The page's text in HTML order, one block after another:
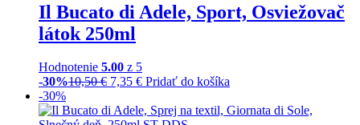
Il Bucato di Adele, Sport, Osviežovač
látok 250ml
Hodnotenie 5.00 z 5
-30%10,50€ 7,35 € Pridať do košíka
-30%